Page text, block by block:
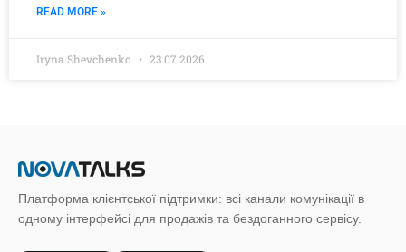
READ MORE »
Iryna Shevchenko 23.07.2026
Платформа клієнтської підтримки: всі канали комунікації в
одному інтерфейсі для продажів та бездоганного сервісу.